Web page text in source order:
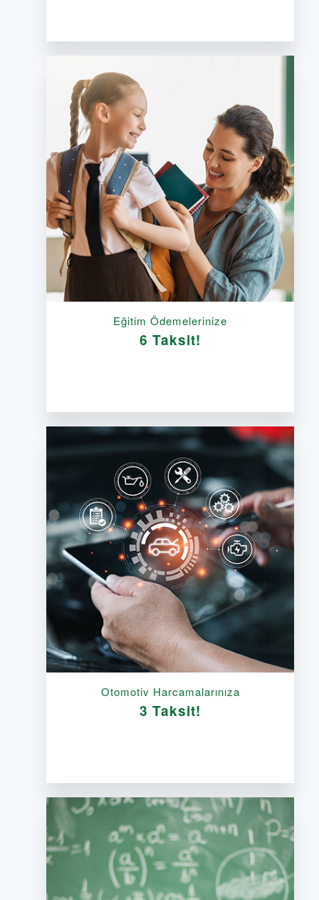
Eğitim Ödemelerinize
6 Taksit!
Otomotiv Harcamalarınıza
3 Taksit!